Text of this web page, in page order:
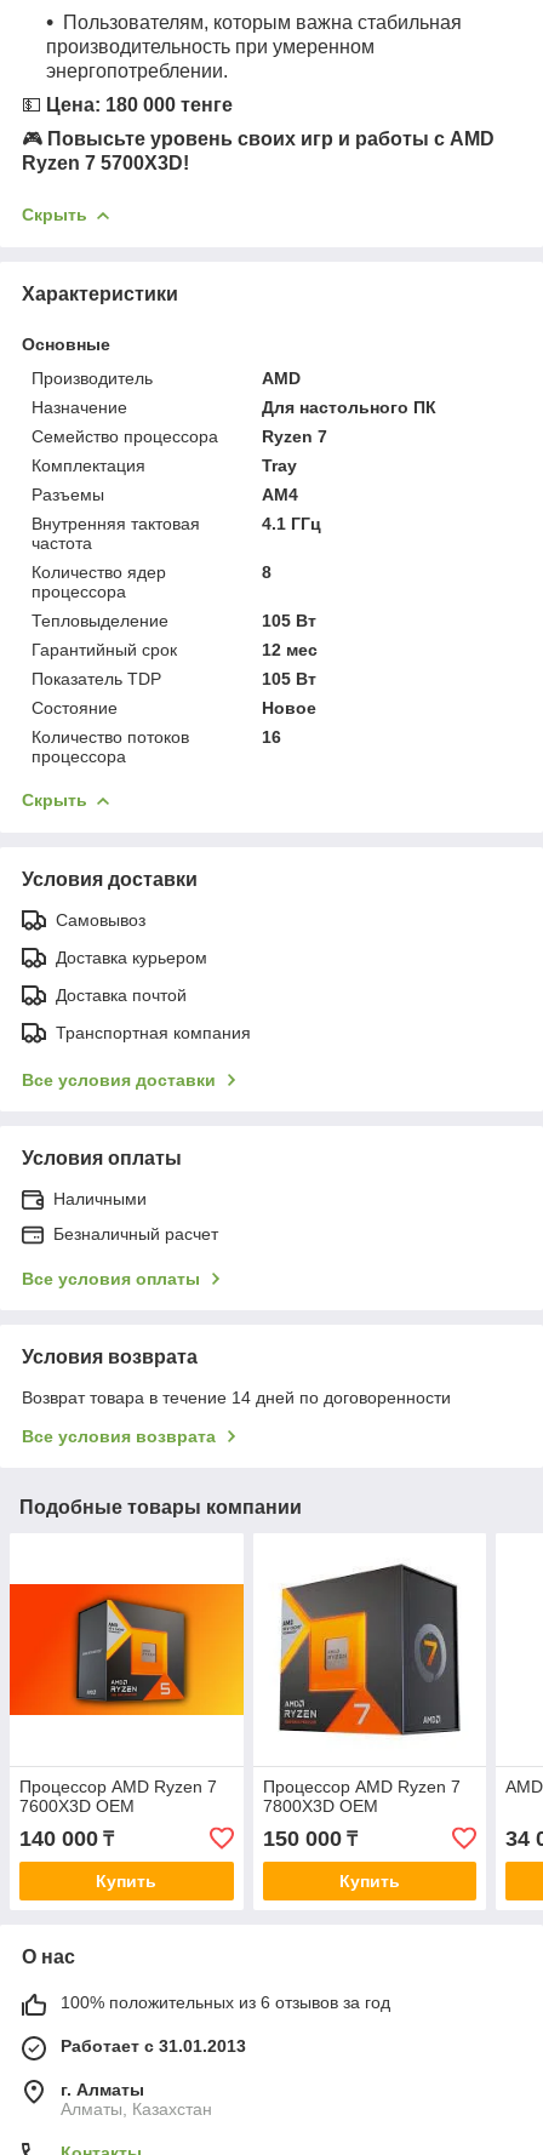
Пользователям, которым важна стабильная
производительность при умеренном
энергопотреблении.
💵 Цена: 180 000 тенге
🎮 Повысьте уровень своих игр и работы с AMD
Ryzen 7 5700X3D!
Скрыть
Характеристики
Основные
Производитель
AMD
Назначение
Для настольного ПК
Семейство процессора
Ryzen 7
Комплектация
Tray
Разъемы
AM4
Внутренняя тактовая
частота
4.1 ГГц
Количество ядер
процессора
8
Тепловыделение
105 Вт
Гарантийный срок
12 мес
Показатель TDP
105 Вт
Состояние
Новое
Количество потоков
процессора
16
Скрыть
Условия доставки
Самовывоз
Доставка курьером
Доставка почтой
Транспортная компания
Все условия доставки
Условия оплаты
Наличными
Безналичный расчет
Все условия оплаты
Условия возврата
Возврат товара в течение 14 дней по договоренности
Все условия возврата
Подобные товары компании
Процессор AMD Ryzen 7
7600X3D OEM
140 000 ₸
Купить
Процессор AMD Ryzen 7
7800X3D OEM
150 000₸
Купить
34
О нас
100% положительных из 6 отзывов за год
Работает с 31.01.2013
г. Алматы
Алматы, Казахстан